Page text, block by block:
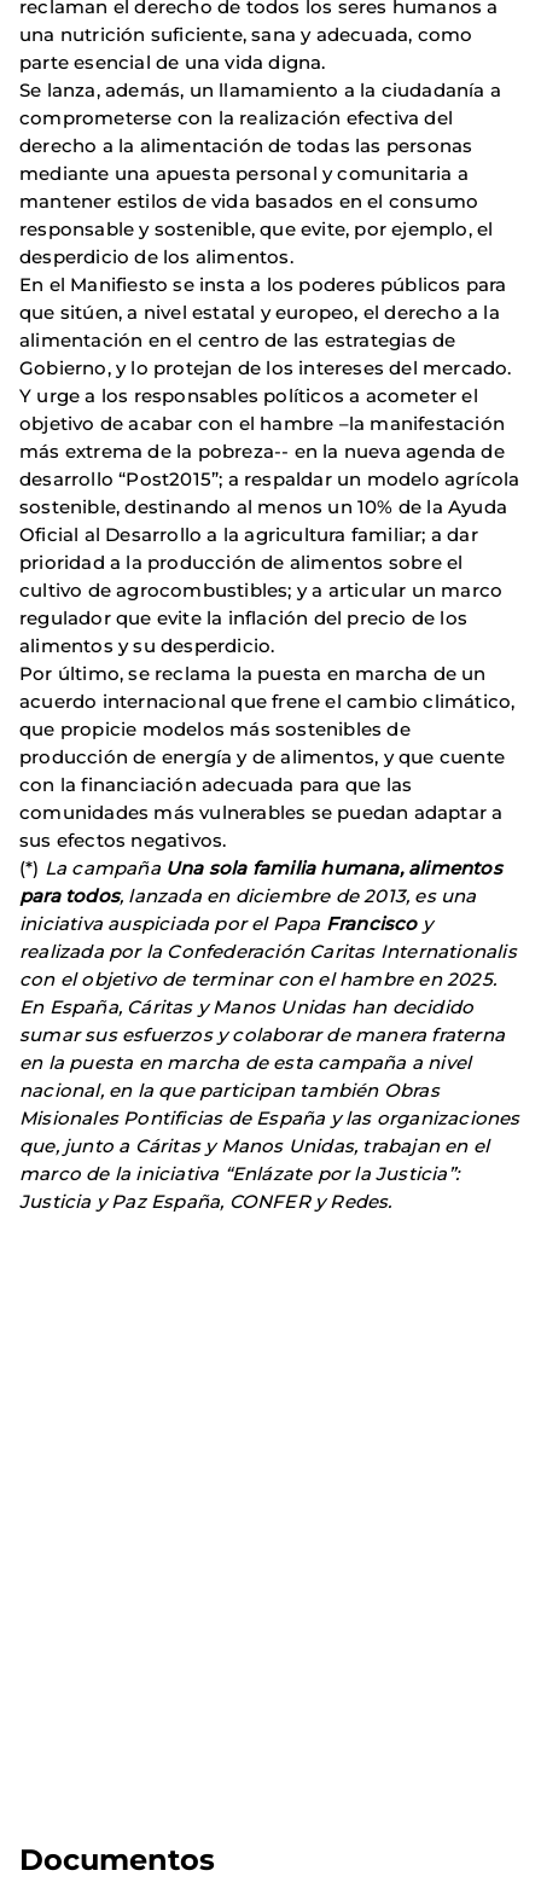
reclaman el derecho de todos los seres humanos a
una nutrición suficiente, sana y adecuada, como
parte esencial de una vida digna.
Se lanza, además, un llamamiento a la ciudadanía a
comprometerse con la realización efectiva del
derecho a la alimentación de todas las personas
mediante una apuesta personal y comunitaria a
mantener estilos de vida basados en el consumo
responsable y sostenible, que evite, por ejemplo, el
desperdicio de los alimentos.
En el Manifiesto se insta a los poderes públicos para
que sitúen, a nivel estatal y europeo, el derecho a la
alimentación en el centro de las estrategias de
Gobierno, y lo protejan de los intereses del mercado.
Y urge a los responsables políticos a acometer el
objetivo de acabar con el hambre –la manifestación
más extrema de la pobreza-- en la nueva agenda de
desarrollo “Post2015”; a respaldar un modelo agrícola
sostenible, destinando al menos un 10% de la Ayuda
Oficial al Desarrollo a la agricultura familiar; a dar
prioridad a la producción de alimentos sobre el
cultivo de agrocombustibles; y a articular un marco
regulador que evite la inflación del precio de los
alimentos y su desperdicio.
Por último, se reclama la puesta en marcha de un
acuerdo internacional que frene el cambio climático,
que propicie modelos más sostenibles de
producción de energía y de alimentos, y que cuente
con la financiación adecuada para que las
comunidades más vulnerables se puedan adaptar a
sus efectos negativos.
(*) La campaña Una sola familia humana, alimentos
para todos, lanzada en diciembre de 2013, es una
iniciativa auspiciada por el Papa Franciscoy
realizada por la Confederación Caritas Internationalis
con el objetivo de terminar con el hambre en 2025.
En España, Cáritas y Manos Unidas han decidido
sumar sus esfuerzos y colaborar de manera fraterna
en la puesta en marcha de esta campaña a nivel
nacional, en la que participan también Obras
Misionales Pontificias de España y las organizaciones
que, junto a Cáritas y Manos Unidas, trabajan en el
marco de la iniciativa “Enlázate por la Justicia”:
Justicia y Paz España, CONFER y Redes.
Documentos